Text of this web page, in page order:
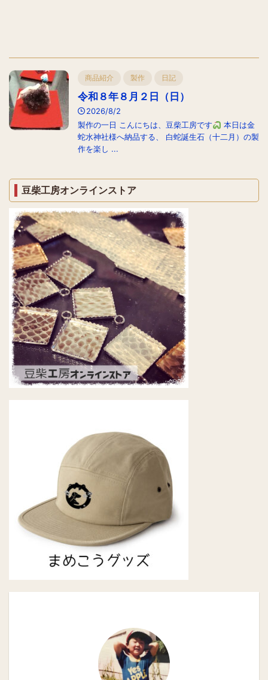
商品紹介 製作 日記
令和８年８月２日（日）
2026/8/2
製作の一日 こんにちは、豆柴工房です
本日は金
蛇水神社様へ納品する、 白蛇誕生石（十二月）の製
作を楽し ...
豆柴工房オンラインストア